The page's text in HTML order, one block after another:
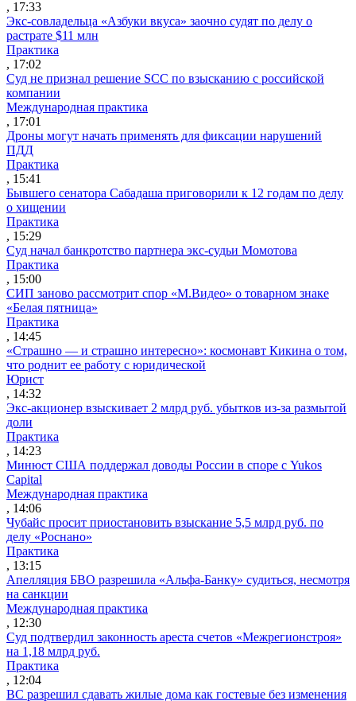
, 17:33
Экс-совладельца «Азбуки вкуса» заочно судят по делу о
растрате $11 млн
Практика
, 17:02
Суд не признал решение SCC по взысканию с российской
компании
Международная практика
, 17:01
Дроны могут начать применять для фиксации нарушений
ПДД
Практика
, 15:41
Бывшего сенатора Сабадаша приговорили к 12 годам по делу
о хищении
Практика
, 15:29
Суд начал банкротство партнера экс-судьи Момотова
Практика
, 15:00
СИП заново рассмотрит спор «М.Видео» о товарном знаке
«Белая пятница»
Практика
, 14:45
«Страшно — и страшно интересно»: космонавт Кикина о том,
что роднит ее работу с юридической
Юрист
, 14:32
Экс-акционер взыскивает 2 млрд руб. убытков из-за размытой
доли
Практика
, 14:23
Минюст США поддержал доводы России в споре с Yukos
Capital
Международная практика
, 14:06
Чубайс просит приостановить взыскание 5,5 млрд руб. по
делу «Роснано»
Практика
, 13:15
Апелляция БВО разрешила «Альфа-Банку» судиться, несмотря
на санкции
Международная практика
, 12:30
Суд подтвердил законность ареста счетов «Межрегионстроя»
на 1,18 млрд руб.
Практика
, 12:04
ВС разрешил сдавать жилые дома как гостевые без изменения